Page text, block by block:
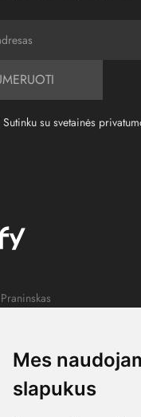
Mes
slapukus
Sutinku su svetainės
pažymos nr.:
78578